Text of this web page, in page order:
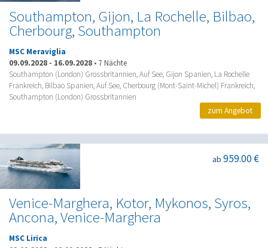
Southampton, Gijon, La Rochelle, Bilbao,
Cherbourg, Southampton
MSC Meraviglia
09.09.2028 - 16.09.2028 • 7 Nächte
Southampton (London) Grossbritannien, Auf See, Gijon Spanien, La Rochelle
Frankreich, Bilbao Spanien, Auf See, Cherbourg (Mont-Saint-Michel) Frankreich,
Southampton (London) Grossbritannien
zum Angebot
Venice-Marghera, Kotor, Mykonos, Syros,
Ancona, Venice-Marghera
ab 959.00 €
MSC Lirica